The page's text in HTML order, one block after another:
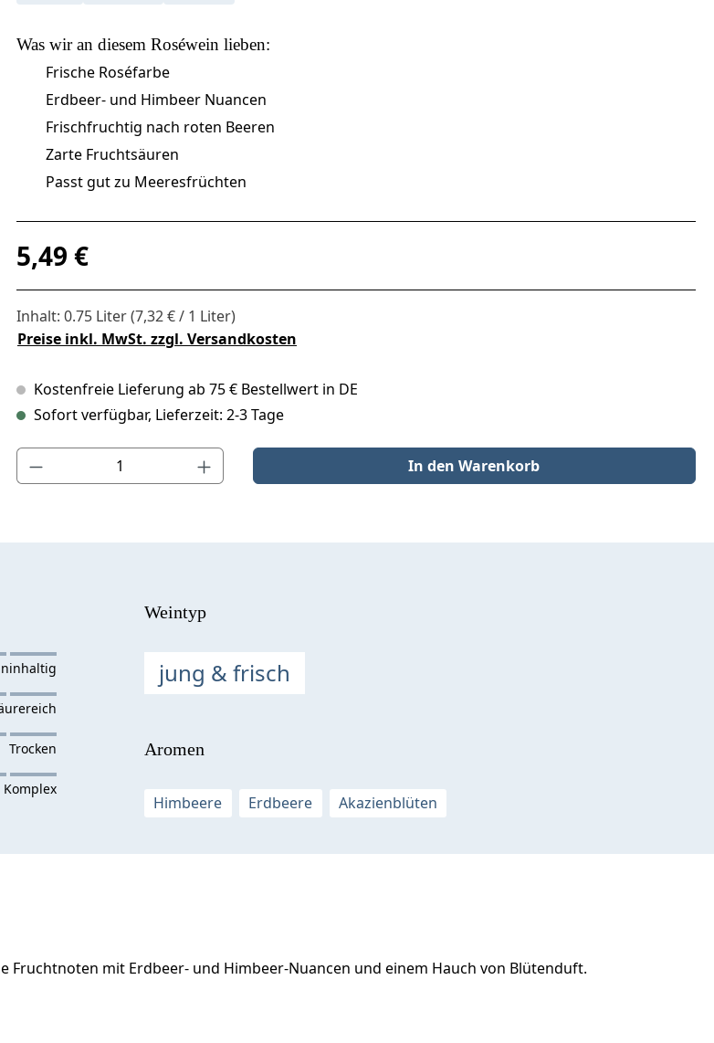
Was wir an diesem Roséwein lieben:
Frische Roséfarbe
Erdbeer- und Himbeer Nuancen
Frischfruchtig nach roten Beeren
Zarte Fruchtsäuren
Passt gut zu Meeresfrüchten
Regulärer Preis:
5,49 €
Inhalt: 0.75 Liter(7,32 € / 1 Liter)
Preise inkl. MwSt. zzgl. Versandkosten
Kostenfreie Lieferung ab 75 € Bestellwert in DE
Sofort verfügbar, Lieferzeit: 2-3 Tage
Produkt Anzahl: Gib den gewünschten Wert ein oder benutze die Schaltflächen um die Anzahl zu erhöhen oder zu
In den Warenkorb
Weintyp
jung & frisch
Aromen
Himbeere Erdbeere Akazienblüten
Fruchtnoten mit Erdbeer- und Himbeer-Nuancen und einem Hauch von Blütenduft.